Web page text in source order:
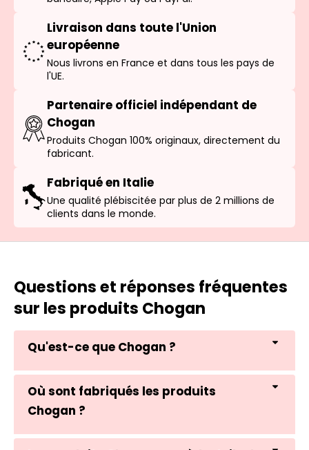
Livraison dans toute l'Union
européenne
Nous livrons en France et dans tous les pays de
l'UE.
Partenaire officiel indépendant de
Chogan
Produits Chogan 100% originaux, directement du
fabricant.
Fabriqué en Italie
Une qualité plébiscitée par plus de 2 millions de
clients dans le monde.
Questions et réponses fréquentes
sur les produits Chogan
Qu'est-ce que Chogan ?
Où sont fabriqués les produits
Chogan ?